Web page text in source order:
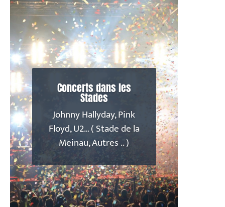
Concerts dans les
Stades
Johnny Hallyday, Pink
Floyd, U2… ( Stade de la
Meinau, Autres .. )